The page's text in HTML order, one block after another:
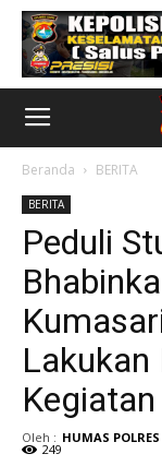
Beranda BERITA
BERITA
Peduli
Lakukan
Oleh : HUMAS
249